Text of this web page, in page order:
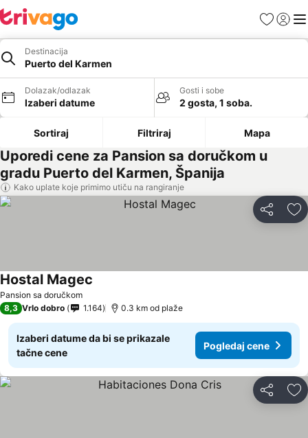
FavoritiPrijavi
Destinacija
Puerto del Karmen
Dolazak/odlazak
Izaberi datume
Gosti i sobe
2 gosta, 1 soba.
Sortiraj Filtriraj Mapa
Uporedi cene za Pansion sa doručkom u
gradu Puerto del Karmen, Španija
Kako uplate koje primimo utiču na rangiranje
Deli
Pansion sa doručkom
Hostal Magec
8,3 Vrlo dobro 1.164 0.3 km od plaže
Izaberi datume da bi se prikazale
tačne cene
Pogledaj cene
Deli